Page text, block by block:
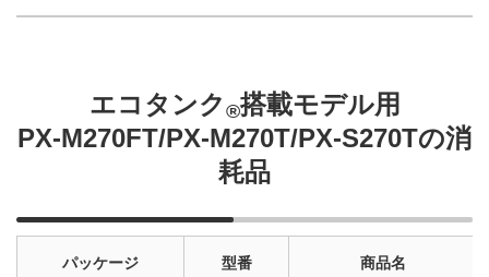
エコタンク ®搭載モデル用
PX-M270FT/PX-M270T/PX-S270Tの消
耗品
パッケージ 型番 商品名